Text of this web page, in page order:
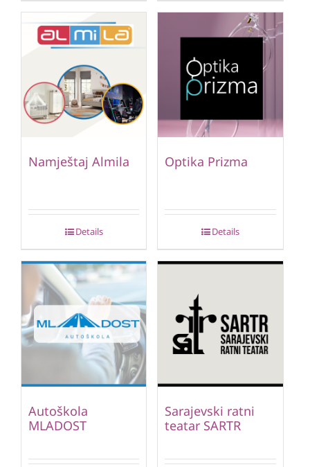
Namještaj Almila
Details
Optika Prizma
Details
Autoškola
MLADOST
Sarajevski ratni
teatar SARTR